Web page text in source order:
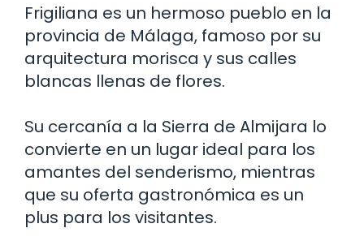
Frigiliana es un hermoso pueblo en la
provincia de Málaga, famoso por su
arquitectura morisca y sus calles
blancas llenas de flores.
Su cercanía a la Sierra de Almijara lo
convierte en un lugar ideal para los
amantes del senderismo, mientras
que su oferta gastronómica es un
plus para los visitantes.